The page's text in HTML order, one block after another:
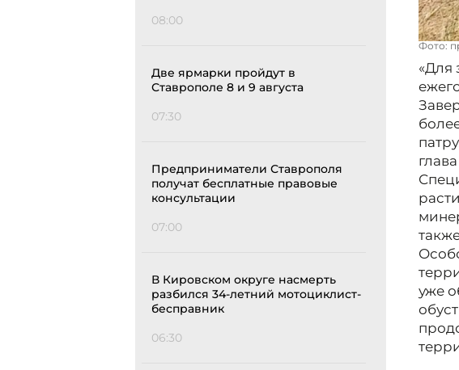
08:00
Две ярмарки пройдут в
Ставрополе 8 и 9 августа
07:30
Предприниматели Ставрополя
получат бесплатные правовые
консультации
07:00
В Кировском округе насмерть
разбился 34-летний мотоциклист-
бесправник
06:30
Фото:
«Для
уже